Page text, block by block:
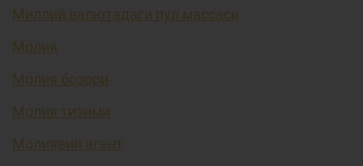
Миллий валютадаги пул массаси
Молия
Молия бозори
Молия тизими
Молиявий агент